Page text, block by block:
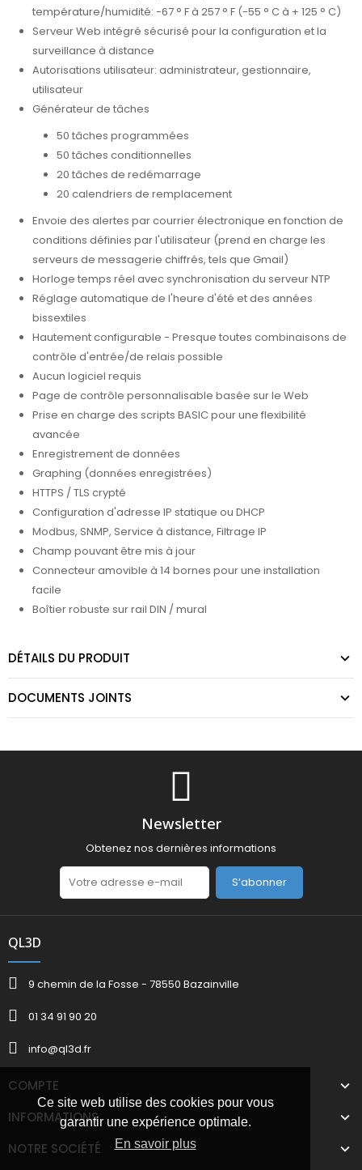
Ce site web utilise des cookies pour vous
garantir une expérience optimale.
En savoir plus
température/humidité: -67 ° F à 257 ° F (-55 ° C à + 125 ° C)
Serveur Web intégré sécurisé pour la configuration et la
surveillance à distance
Autorisations utilisateur: administrateur, gestionnaire,
utilisateur
Générateur de tâches
50 tâches programmées
50 tâches conditionnelles
20 tâches de redémarrage
20 calendriers de remplacement
Envoie des alertes par courrier électronique en fonction de
conditions définies par l'utilisateur (prend en charge les
serveurs de messagerie chiffrés, tels que Gmail)
Horloge temps réel avec synchronisation du serveur NTP
Réglage automatique de l'heure d'été et des années
bissextiles
Hautement configurable - Presque toutes combinaisons de
contrôle d'entrée/de relais possible
Aucun logiciel requis
Page de contrôle personnalisable basée sur le Web
Prise en charge des scripts BASIC pour une flexibilité
avancée
Enregistrement de données
Graphing (données enregistrées)
HTTPS / TLS crypté
Configuration d'adresse IP statique ou DHCP
Modbus, SNMP, Service à distance, Filtrage IP
Champ pouvant être mis à jour
Connecteur amovible à 14 bornes pour une installation
facile
Boîtier robuste sur rail DIN / mural
DÉTAILS DU PRODUIT
DOCUMENTS JOINTS
Newsletter
Obtenez nos dernières informations
S’abonner
QL3D
9 chemin de la Fosse - 78550 Bazainville
01 34 91 90 20
info@ql3d.fr
COMPTE
INFORMATIONS
NOTRE SOCIÉTÉ